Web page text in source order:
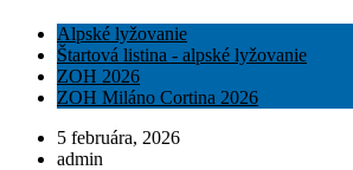
Alpské lyžovanie
Štartová listina - alpské lyžovanie
ZOH 2026
ZOH Miláno Cortina 2026
5 februára, 2026
admin